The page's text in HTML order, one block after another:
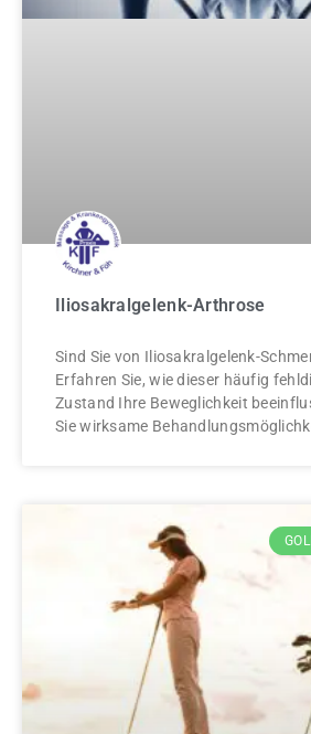
Iliosakralgelenk-Arthrose
Sind Sie von Iliosakralgelenk-
Erfahren Sie, wie dieser häufig
Zustand Ihre Beweglichkeit
Sie wirksame